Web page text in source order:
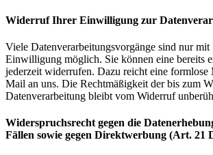
Widerruf Ihrer Einwilligung zur
Viele Datenverarbeitungsvorgänge sind nur
Einwilligung möglich. Sie können eine bereits
jederzeit widerrufen. Dazu reicht eine
Mail an uns. Die Rechtmäßigkeit der bis zum
Datenverarbeitung bleibt vom Widerruf
Widerspruchsrecht gegen die
Fällen sowie gegen Direktwerbung (Art. 21